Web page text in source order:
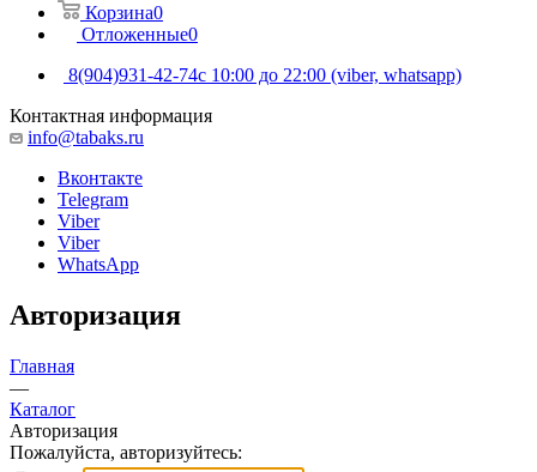
Корзина0
Отложенные0
8(904)931-42-74с 10:00 до 22:00 (viber, whatsapp)
Контактная информация
info@tabaks.ru
Вконтакте
Telegram
Viber
Viber
WhatsApp
Авторизация
Главная
—
Каталог
Авторизация
Пожалуйста, авторизуйтесь: